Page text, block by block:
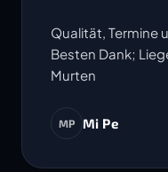
Qualität, Termine
Besten Dank;
Murten
MP Mi Pe